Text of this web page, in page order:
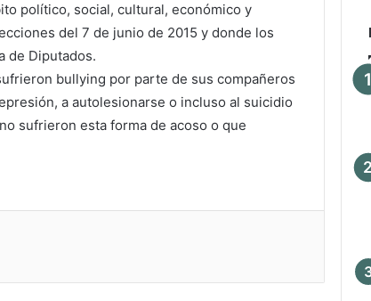
político, social, cultural, económico y
del 7 de junio de 2015 y donde los
de Diputados.
bullying por parte de sus compañeros
a autolesionarse o incluso al suicidio
sufrieron esta forma de acoso o que